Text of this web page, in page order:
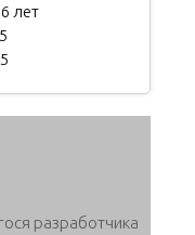
лет
разработчика